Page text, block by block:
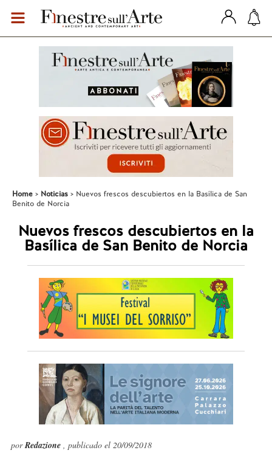
Home Noticias
Nuevos frescos descubiertos en la Basílica de San
Benito de Norcia
Nuevos frescos descubiertos en la
Basílica de San Benito de Norcia
porRedazione , publicado el 20/09/2018